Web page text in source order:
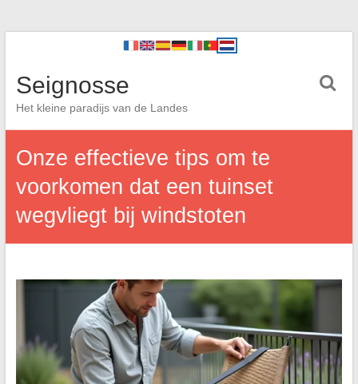
Seignosse
Het kleine paradijs van de Landes
Onze effectieve tips om te
voorkomen dat een tuinset
wegvliegt bij windstoten